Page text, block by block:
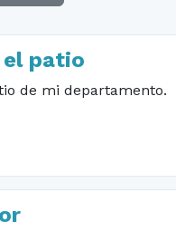
patio
de mi departamento.